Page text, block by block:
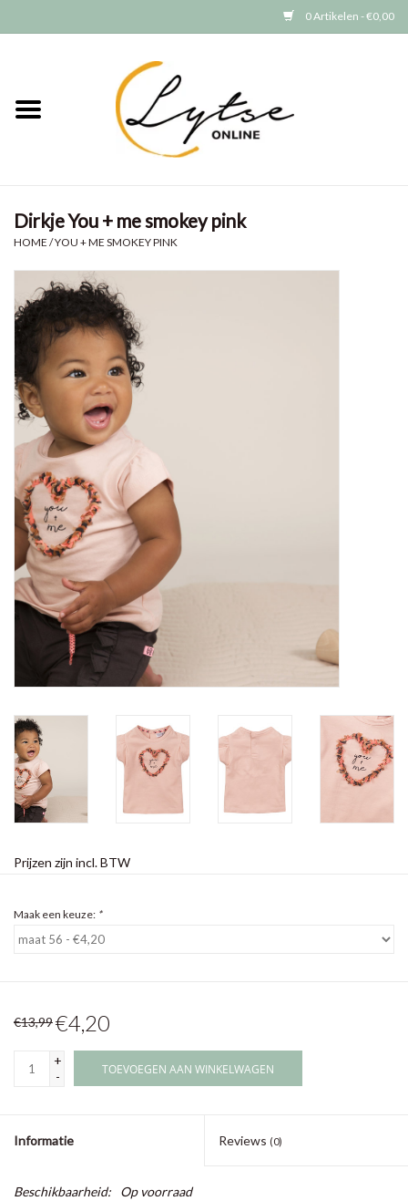
0 Artikelen - €0,00
Meisjes
Merken
GRATIS VERZENDEN (vanaf EUR
15)
Dirkje You + me smokey pink
HOME /YOU + ME SMOKEY PINK
Prijzen zijn incl. BTW
Maak een keuze: *
€13,99€4,20
+
-
TOEVOEGEN AAN WINKELWAGEN
Informatie Reviews (0)
Beschikbaarheid: Op voorraad